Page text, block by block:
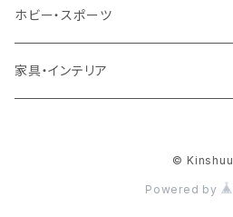
水着・オーバーウェア
ケーブル・アダプター
スタント
フィルム
タオル
キーホルダー
サングラス・眼鏡
手芸・ハンドメイド用品
ホビー・スポーツ
アウトドア・キャンプ・登山
家具・インテリア
© Kinshuu
Powered by